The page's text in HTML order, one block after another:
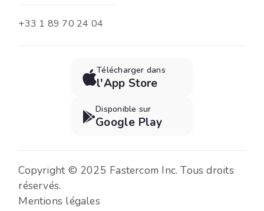
+33 1 89 70 24 04
Copyright © 2025 Fastercom Inc. Tous droits
réservés.
Mentions légales
Télécharger dans
l'App Store

Disponible sur
Google Play